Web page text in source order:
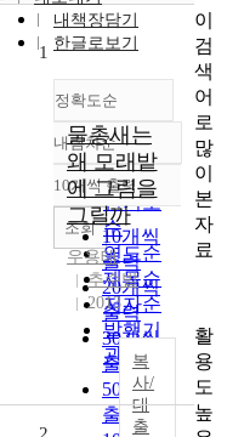
내책장담기
한글로보기
정확도순
정확도
순
인기도
순
연도순
제목순
저자순
발행기
관순
내림차순
내림차순
10개씩 출력
10개씩
출력
20개씩
출력
30개씩
출력
50개씩
출력
조회
1
물총새는
왜 모래밭
에 그림을
그릴까
우용태
추수밭
2013
복
사/
대
출
이
검
색
어
로
많
이
본
자
료
활
용
도
높